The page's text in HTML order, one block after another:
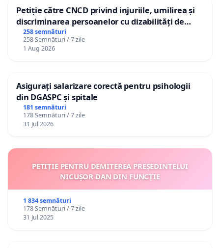
Petiție către CNCD privind injuriile, umilirea și
discriminarea persoanelor cu dizabilități de
către utilizatorul TikTok „Gorici”
258 semnături
258 Semnături / 7 zile
1 Aug 2026
Asigurați salarizare corectă pentru psihologii
din DGASPC și spitale
181 semnături
178 Semnături / 7 zile
31 Jul 2026
PETIȚIE PENTRU DEMITEREA PREȘEDINTELUI
NICUȘOR DAN DIN FUNCȚIE
1 834 semnături
178 Semnături / 7 zile
31 Jul 2025